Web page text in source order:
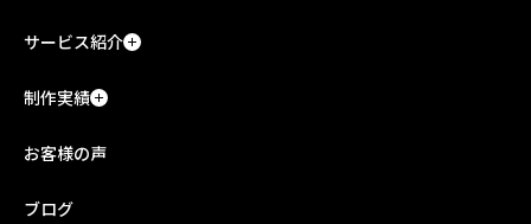
サービス紹介
制作実績
お客様の声
ブログ